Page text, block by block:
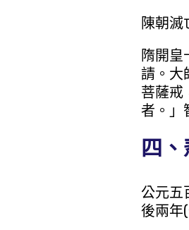
陳朝滅
隋開皇
請。大
菩薩戒
者。」
四
公元五
後兩年